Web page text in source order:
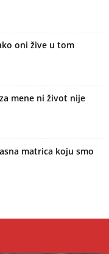
oni žive u tom
mene ni život nije
matrica koju smo